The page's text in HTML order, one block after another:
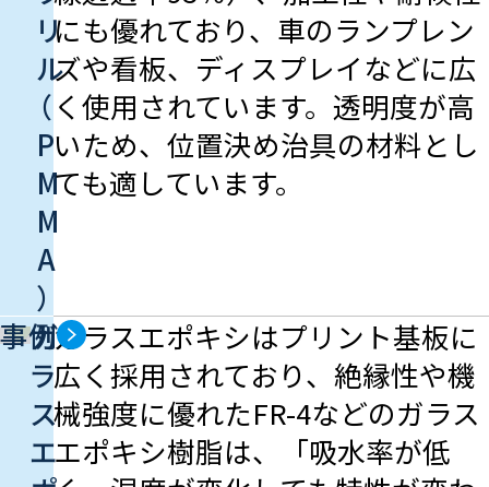
リ
ル
（
P
M
M
A
）
事例
にも優れており、車のランプレン
ズや看板、ディスプレイなどに広
く使用されています。透明度が高
いため、位置決め治具の材料とし
ても適しています。
ガ
ラ
ス
エ
ガラスエポキシはプリント基板に
広く採用されており、絶縁性や機
械強度に優れたFR-4などのガラス
エポキシ樹脂は、「吸水率が低